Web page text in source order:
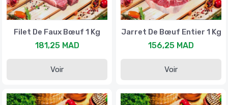
Filet De Faux Bœuf 1 Kg
181,25 MAD
Voir
Jarret De Bœuf Entier 1 Kg
156,25 MAD
Voir